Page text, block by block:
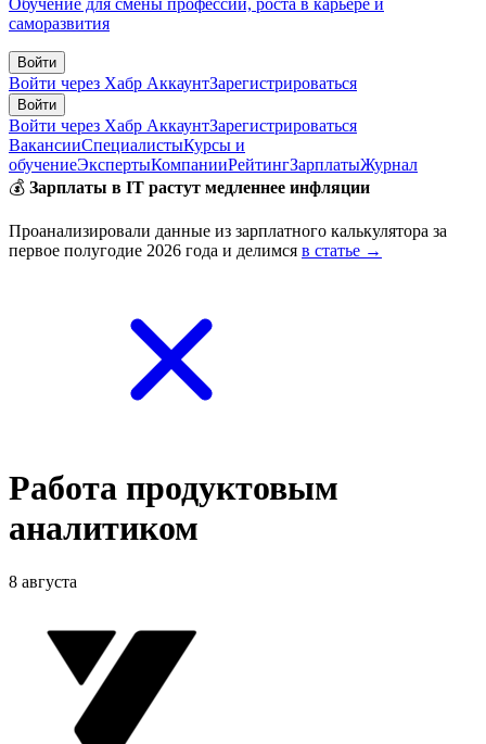
Обучение для смены профессии, роста в карьере и
саморазвития
Войти
Войти через Хабр АккаунтЗарегистрироваться
Войти
Войти через Хабр АккаунтЗарегистрироваться
ВакансииСпециалистыКурсы и
обучениеЭкспертыКомпанииРейтингЗарплатыЖурнал
💰 Зарплаты в IT растут медленнее инфляции
Проанализировали данные из зарплатного калькулятора за
первое полугодие 2026 года и делимся в статье →
Работа продуктовым
аналитиком
8 августа